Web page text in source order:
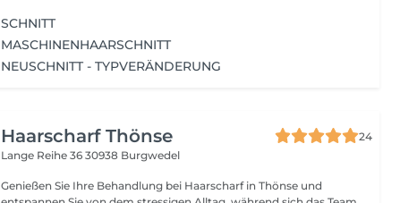
SCHNITT
MASCHINENHAARSCHNITT
NEUSCHNITT - TYPVERÄNDERUNG
Haarscharf Thönse
24
Lange Reihe 3630938 Burgwedel
Genießen Sie Ihre Behandlung bei Haarscharf in Thönse und